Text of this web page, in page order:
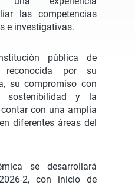
las competencias
e investigativas.
pública de
reconocida por su
su compromiso con
sostenibilidad y la
con una amplia
diferentes áreas del
se desarrollará
2, con inicio de